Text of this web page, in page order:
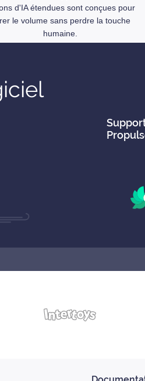
d'IA étendues sont conçues pour
le volume sans perdre la touche
humaine.